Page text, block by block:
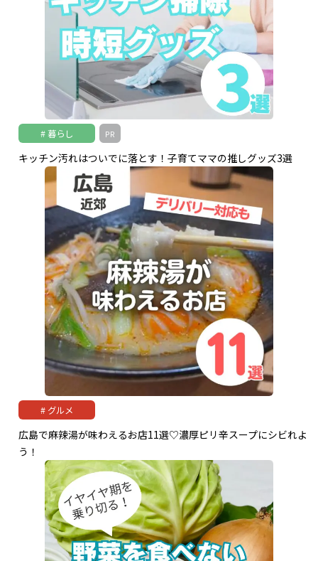
暮らし PR
キッチン汚れはついでに落とす！子育てママの推しグッズ3選
グルメ
広島で麻辣湯が味わえるお店11選♡濃厚ピリ辛スープにシビれよ
う！